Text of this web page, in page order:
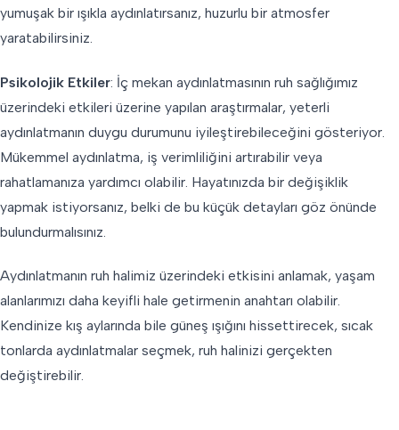
yumuşak bir ışıkla aydınlatırsanız, huzurlu bir atmosfer
yaratabilirsiniz.
Psikolojik Etkiler: İç mekan aydınlatmasının ruh sağlığımız
üzerindeki etkileri üzerine yapılan araştırmalar, yeterli
aydınlatmanın duygu durumunu iyileştirebileceğini gösteriyor.
Mükemmel aydınlatma, iş verimliliğini artırabilir veya
rahatlamanıza yardımcı olabilir. Hayatınızda bir değişiklik
yapmak istiyorsanız, belki de bu küçük detayları göz önünde
bulundurmalısınız.
Aydınlatmanın ruh halimiz üzerindeki etkisini anlamak, yaşam
alanlarımızı daha keyifli hale getirmenin anahtarı olabilir.
Kendinize kış aylarında bile güneş ışığını hissettirecek, sıcak
tonlarda aydınlatmalar seçmek, ruh halinizi gerçekten
değiştirebilir.